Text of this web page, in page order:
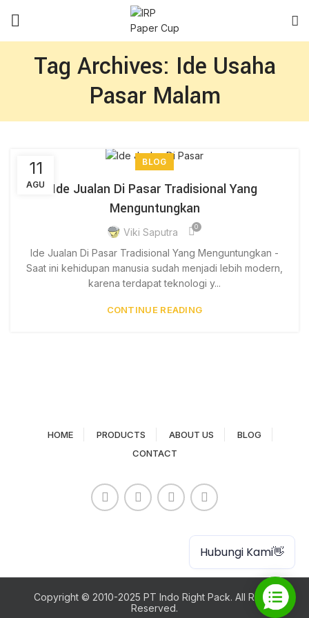
Tag Archives: Ide Usaha
Pasar Malam
11
AGU
BLOG
Ide Jualan Di Pasar Tradisional Yang
Menguntungkan
Viki Saputra 0
Ide Jualan Di Pasar Tradisional Yang Menguntungkan -
Saat ini kehidupan manusia sudah menjadi lebih modern,
karena terdapat teknologi y...
CONTINUE READING
HOME PRODUCTS ABOUT US
BLOG
CONTACT
Copyright © 2010-2025 PT Indo Right Pack. All Rights
Reserved.
Hubungi Kami👋